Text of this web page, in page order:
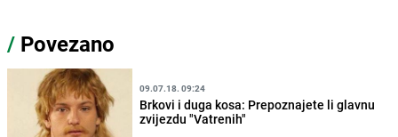
/ Povezano
09.07.18. 09:24
Brkovi i duga kosa: Prepoznajete li glavnu
zvijezdu "Vatrenih"